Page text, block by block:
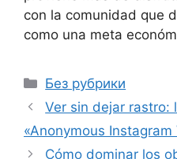
con la comunidad que
como una meta
Рубрики
Без рубрики
Ver sin dejar rastro:
«Anonymous Instagram
Cómo dominar los